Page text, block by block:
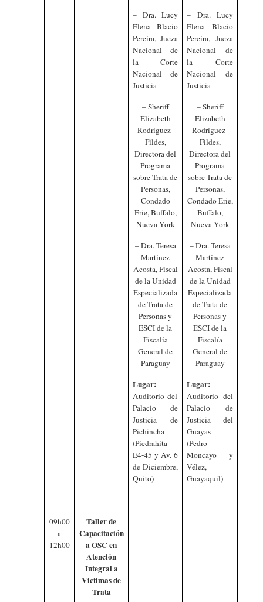
– Dra. Lucy
Elena Blacio
Pereira, Jueza
Nacional de
la Corte
Nacional de
Justicia
– Sheriff
Elizabeth
Rodríguez-
Fildes,
Directora del
Programa
sobre Trata de
Personas,
Condado
Erie, Buffalo,
Nueva York
– Dra. Teresa
Martínez
Acosta, Fiscal
de la Unidad
Especializada
de Trata de
Personas y
ESCI de la
Fiscalía
General de
Paraguay
Lugar:
Auditorio del
Palacio de
Justicia de
Pichincha
(Piedrahita
E4-45 y Av. 6
de Diciembre,
Quito)
– Dra. Lucy
Elena Blacio
Pereira, Jueza
Nacional de
la Corte
Nacional de
Justicia
– Sheriff
Elizabeth
Rodríguez-
Fildes,
Directora del
Programa
sobre Trata de
Personas,
Condado Erie,
Buffalo,
Nueva York
– Dra. Teresa
Martínez
Acosta, Fiscal
de la Unidad
Especializada
de Trata de
Personas y
ESCI de la
Fiscalía
General de
Paraguay
Lugar:
Auditorio del
Palacio de
Justicia del
Guayas
(Pedro
Moncayo y
Vélez,
Guayaquil)
09h00
a
12h00
Taller de
Capacitación
a OSC en
Atención
Integral a
Victimas de
Trata